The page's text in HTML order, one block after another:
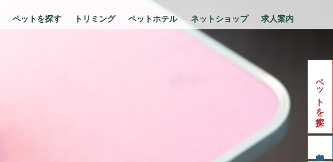
ペットを探す トリミング ペットホテル ネットショップ 求人案内
ペットを探す